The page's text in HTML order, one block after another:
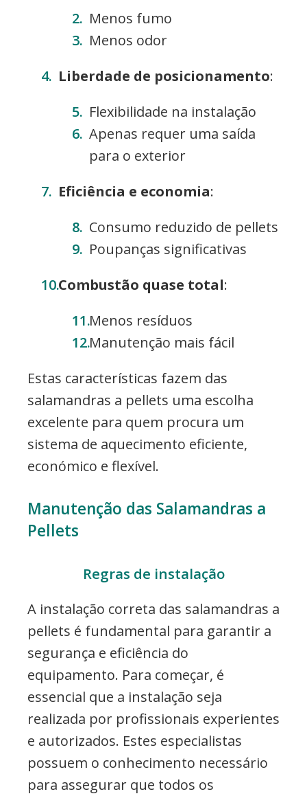
Menos fumo
Menos odor
Liberdade de posicionamento:
Flexibilidade na instalação
Apenas requer uma saída
para o exterior
Eficiência e economia:
Consumo reduzido de pellets
Poupanças significativas
Combustão quase total:
Menos resíduos
Manutenção mais fácil
Estas características fazem das
salamandras a pellets uma escolha
excelente para quem procura um
sistema de aquecimento eficiente,
económico e flexível.
Manutenção das Salamandras a
Pellets
Regras de instalação
A instalação correta das salamandras a
pellets é fundamental para garantir a
segurança e eficiência do
equipamento. Para começar, é
essencial que a instalação seja
realizada por profissionais experientes
e autorizados. Estes especialistas
possuem o conhecimento necessário
para assegurar que todos os